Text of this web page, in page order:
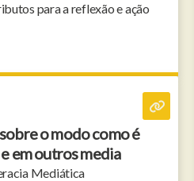
para a reflexão e ação
o modo como é
em outros media
Mediática